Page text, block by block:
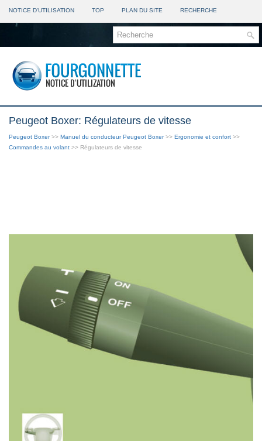
NOTICE D'UTILISATION TOP PLAN DU SITE RECHERCHE
Peugeot Boxer: Régulateurs de vitesse
Peugeot Boxer>> Manuel du conducteur Peugeot Boxer>> Ergonomie et confort >>
Commandes au volant >> Régulateurs de vitesse